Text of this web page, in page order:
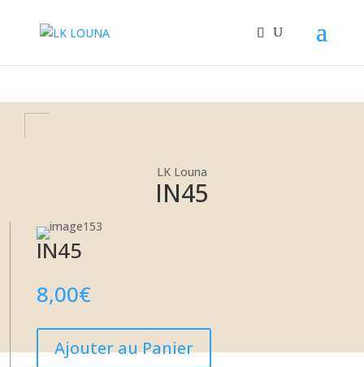
LK Louna
LK Louna
IN45
IN45
8,00€
Ajouter au Panier